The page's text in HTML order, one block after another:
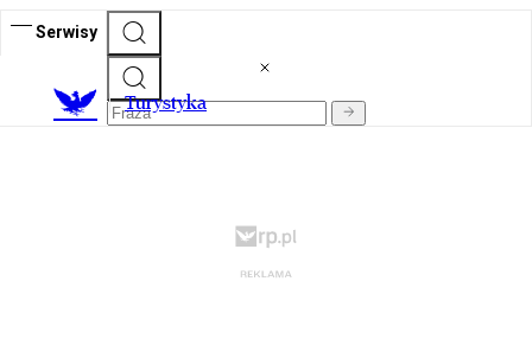
Serwisy
Turystyka